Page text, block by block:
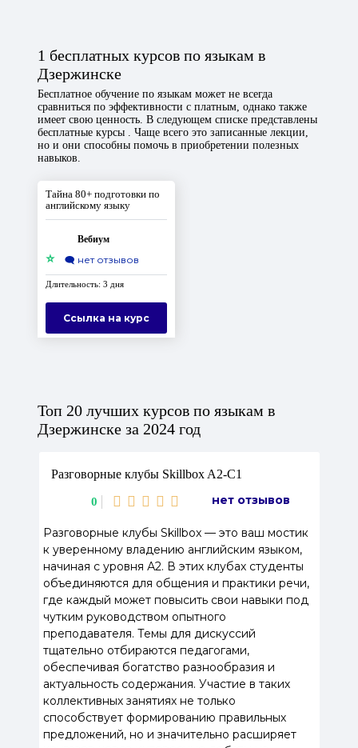
1 бесплатных курсов по языкам в
Дзержинске
Бесплатное обучение по языкам может не всегда
сравниться по эффективности с платным, однако также
имеет свою ценность. В следующем списке представлены
бесплатные курсы . Чаще всего это записанные лекции,
но и они способны помочь в приобретении полезных
навыков.
Тайна 80+ подготовки по
английскому языку
Вебиум
⭐ 🗨️ нет отзывов
Длительность: 3 дня
Ссылка на курс
Топ 20 лучших курсов по языкам в
Дзержинске за 2024 год
Разговорные клубы Skillbox A2-C1
0 нет отзывов
Разговорные клубы Skillbox — это ваш мостик
к уверенному владению английским языком,
начиная с уровня А2. В этих клубах студенты
объединяются для общения и практики речи,
где каждый может повысить свои навыки под
чутким руководством опытного
преподавателя. Темы для дискуссий
тщательно отбираются педагогами,
обеспечивая богатство разнообразия и
актуальность содержания. Участие в таких
коллективных занятиях не только
способствует формированию правильных
предложений, но и значительно расширяет